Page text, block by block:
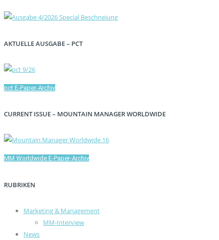
AKTUELLE AUSGABE – PCT
pct E-Paper-Archiv
CURRENT ISSUE – MOUNTAIN MANAGER WORLDWIDE
MM Worldwide E-Paper-Archiv
RUBRIKEN
Marketing & Management
MM-Interview
News